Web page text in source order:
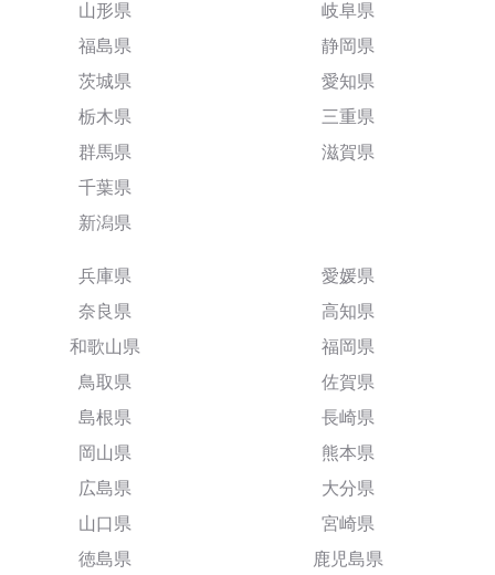
山形県
福島県
茨城県
栃木県
群馬県
千葉県
新潟県
岐阜県
静岡県
愛知県
三重県
滋賀県
兵庫県
奈良県
和歌山県
鳥取県
島根県
岡山県
広島県
山口県
徳島県
愛媛県
高知県
福岡県
佐賀県
長崎県
熊本県
大分県
宮崎県
鹿児島県